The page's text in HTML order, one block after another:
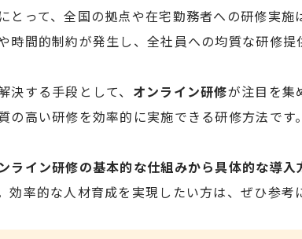
とって、全国の拠点や在宅勤務者への研修実施
時間的制約が発生し、全社員への均質な研修提
決する手段として、 オンライン研修が注目を集
の高い研修を効率的に実施できる研修方法です。
ライン研修の基本的な仕組みから具体的な導入
効率的な人材育成を実現したい方は、ぜひ参考